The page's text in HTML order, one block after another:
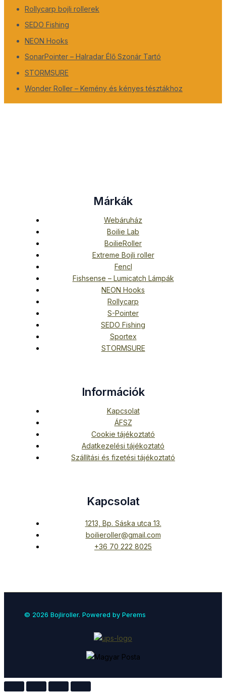
Rollycarp bojli rollerek
SEDO Fishing
NEON Hooks
SonarPointer – Halradar Élő Szonár Tartó
STORMSURE
Wonder Roller – Kemény és kényes tésztákhoz
Márkák
Webáruház
Boilie Lab
BoilieRoller
Extreme Bojli roller
Fencl
Fishsense – Lumicatch Lámpák
NEON Hooks
Rollycarp
S-Pointer
SEDO Fishing
Sportex
STORMSURE
Információk
Kapcsolat
ÁFSZ
Cookie tájékoztató
Adatkezelési tájékoztató
Szállítási és fizetési tájékoztató
Kapcsolat
1213, Bp. Sáska utca 13.
boilieroller@gmail.com
+36 70 222 8025
© 2026 Bojliroller. Powered by Perems